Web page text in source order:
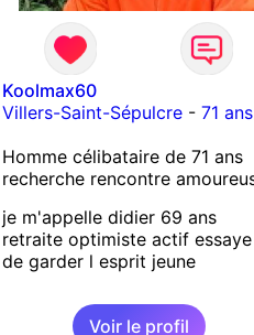
Koolmax60
Villers-Saint-Sépulcre- 71 ans
Homme célibataire de 71 ans
recherche rencontre
je m'appelle didier 69 ans
retraite optimiste actif essaye
de garder l esprit jeune
Voir le profil